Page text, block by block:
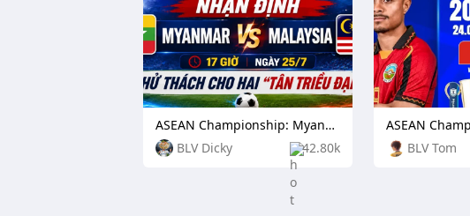
BLV Dicky 42.80k
ASEAN Championship: Myanmar vs Malaysia
BLV Tom